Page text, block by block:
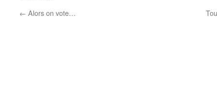
← Alors on vote…